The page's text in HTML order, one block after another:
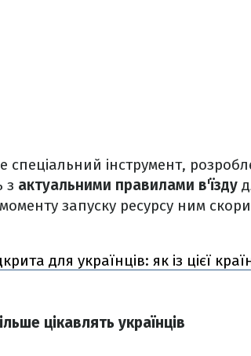
спеціальний інструмент,
з актуальними правилами в'їзду
моменту запуску ресурсу ним
для українців: як із цієї
цікавлять українців